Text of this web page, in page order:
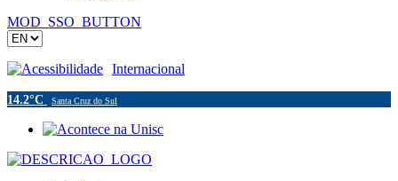
MOD_SSO_BUTTON
Acessibilidade Internacional
14.2°C Santa Cruz do Sul